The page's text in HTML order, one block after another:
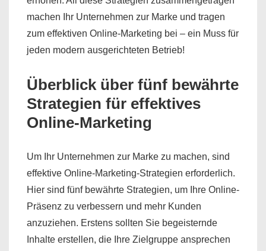
machen Ihr Unternehmen zur Marke und tragen
zum effektiven Online-Marketing bei – ein Muss für
jeden modern ausgerichteten Betrieb!
Überblick über fünf bewährte
Strategien für effektives
Online-Marketing
Um Ihr Unternehmen zur Marke zu machen, sind
effektive Online-Marketing-Strategien erforderlich.
Hier sind fünf bewährte Strategien, um Ihre Online-
Präsenz zu verbessern und mehr Kunden
anzuziehen. Erstens sollten Sie begeisternde
Inhalte erstellen, die Ihre Zielgruppe ansprechen